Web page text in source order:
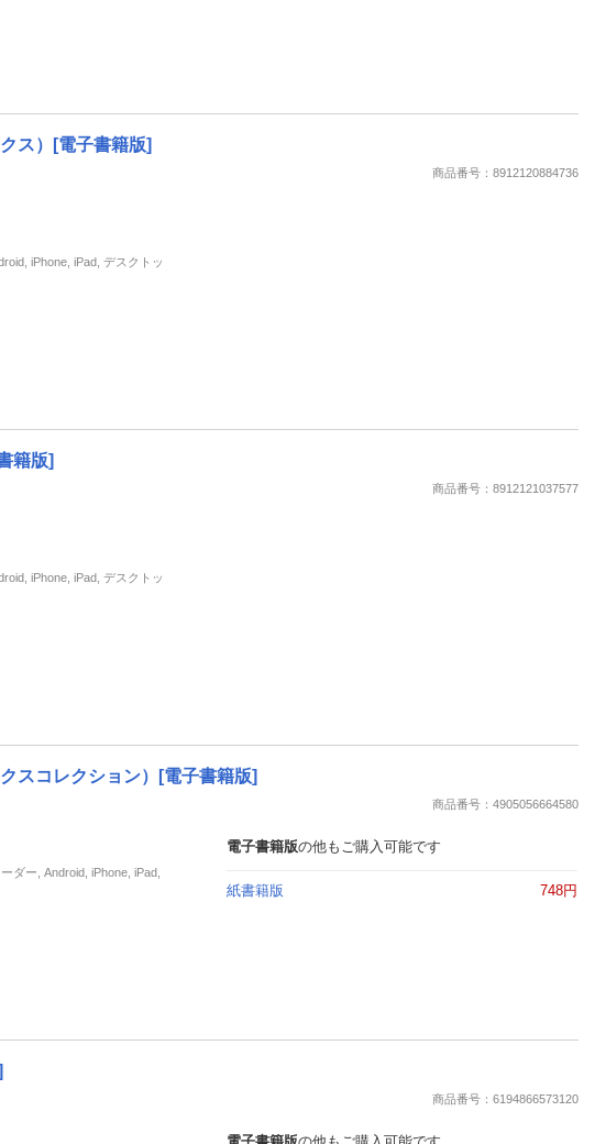
ス）[電子書籍版]
商品番号：8912120884736
iPhone, iPad, デスクトッ
籍版]
商品番号：8912121037577
iPhone, iPad, デスクトッ
スコレクション）[電子書籍版]
商品番号：4905056664580
ダー, Android, iPhone, iPad,
電子書籍版の他もご購入可能です
紙書籍版 748円
商品番号：6194866573120